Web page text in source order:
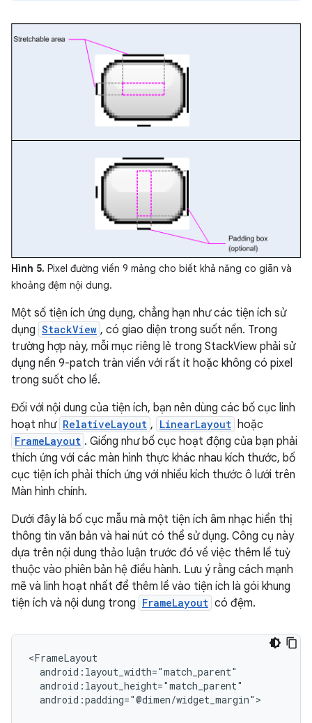
Hình 5. Pixel đường viền 9 mảng cho biết khả năng co giãn và
khoảng đệm nội dung.
Một số tiện ích ứng dụng, chẳng hạn như các tiện ích sử
dụng StackView , có giao diện trong suốt nền. Trong
trường hợp này, mỗi mục riêng lẻ trong StackView phải sử
dụng nền 9-patch tràn viền với rất ít hoặc không có pixel
trong suốt cho lề.
Đối với nội dung của tiện ích, bạn nên dùng các bố cục linh
hoạt như RelativeLayout , LinearLayout hoặc
FrameLayout . Giống như bố cục hoạt động của bạn phải
thích ứng với các màn hình thực khác nhau kích thước, bố
cục tiện ích phải thích ứng với nhiều kích thước ô lưới trên
Màn hình chính.
Dưới đây là bố cục mẫu mà một tiện ích âm nhạc hiển thị
thông tin văn bản và hai nút có thể sử dụng. Công cụ này
dựa trên nội dung thảo luận trước đó về việc thêm lề tuỳ
thuộc vào phiên bản hệ điều hành. Lưu ý rằng cách mạnh
mẽ và linh hoạt nhất để thêm lề vào tiện ích là gói khung
tiện ích và nội dung trong FrameLayout có đệm.
android:padding="@dimen/widget_margin">